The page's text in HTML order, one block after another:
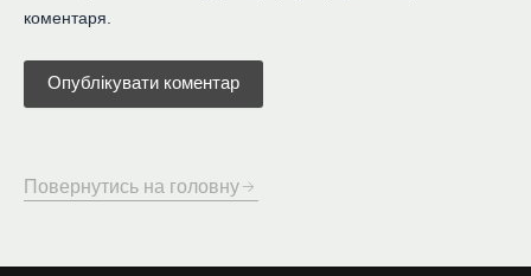
коментаря.
Повернутись на головну